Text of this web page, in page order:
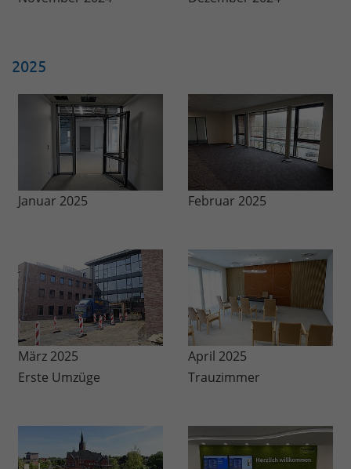
2025
Januar 2025 Februar 2025
März 2025
Erste Umzüge
April 2025
Trauzimmer